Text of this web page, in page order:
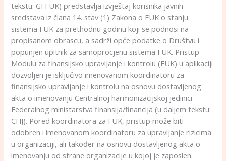
tekstu: GI FUK) predstavlja izvještaj korisnika javnih
sredstava iz člana 14. stav (1) Zakona o FUK o stanju
sistema FUK za prethodnu godinu koji se podnosi na
propisanom obrascu, a sadrži opće podatke o Društvu i
popunjen upitnik za samoprocjenu sistema FUK. Pristup
Modulu za finansijsko upravljanje i kontrolu (FUK) u aplikaciji
dozvoljen je isključivo imenovanom koordinatoru za
finansijsko upravljanje i kontrolu na osnovu dostavljenog
akta o imenovanju Centralnoj harmonizacijskoj jedinici
Federalnog ministarstva finansija/financija (u daljem tekstu:
CHJ). Pored koordinatora za FUK, pristup može biti
odobren i imenovanom koordinatoru za upravljanje rizicima
u organizaciji, ali također na osnovu dostavljenog akta o
imenovanju od strane organizacije u kojoj je zaposlen.